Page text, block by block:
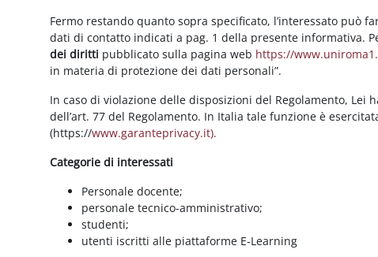
Fermo restando quanto sopra specificato, l’interessato può
dati di contatto indicati a pag. 1 della presente informativa.
dei diritti pubblicato sulla pagina web https://
in materia di protezione dei dati personali”.
In caso di violazione delle disposizioni del Regolamento,
dell’art. 77 del Regolamento. In Italia tale funzione è
(https://www.garanteprivacy.it).
Categorie di interessati
Personale docente;
personale tecnico-amministrativo;
studenti;
utenti iscritti alle piattaforme E-Learning